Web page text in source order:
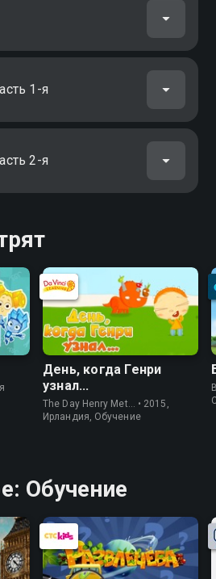
1-я
2-я
День, когда Генри
узнал...
The Day Henry Met… • 2015,
Ирландия, Обучение
Обучение